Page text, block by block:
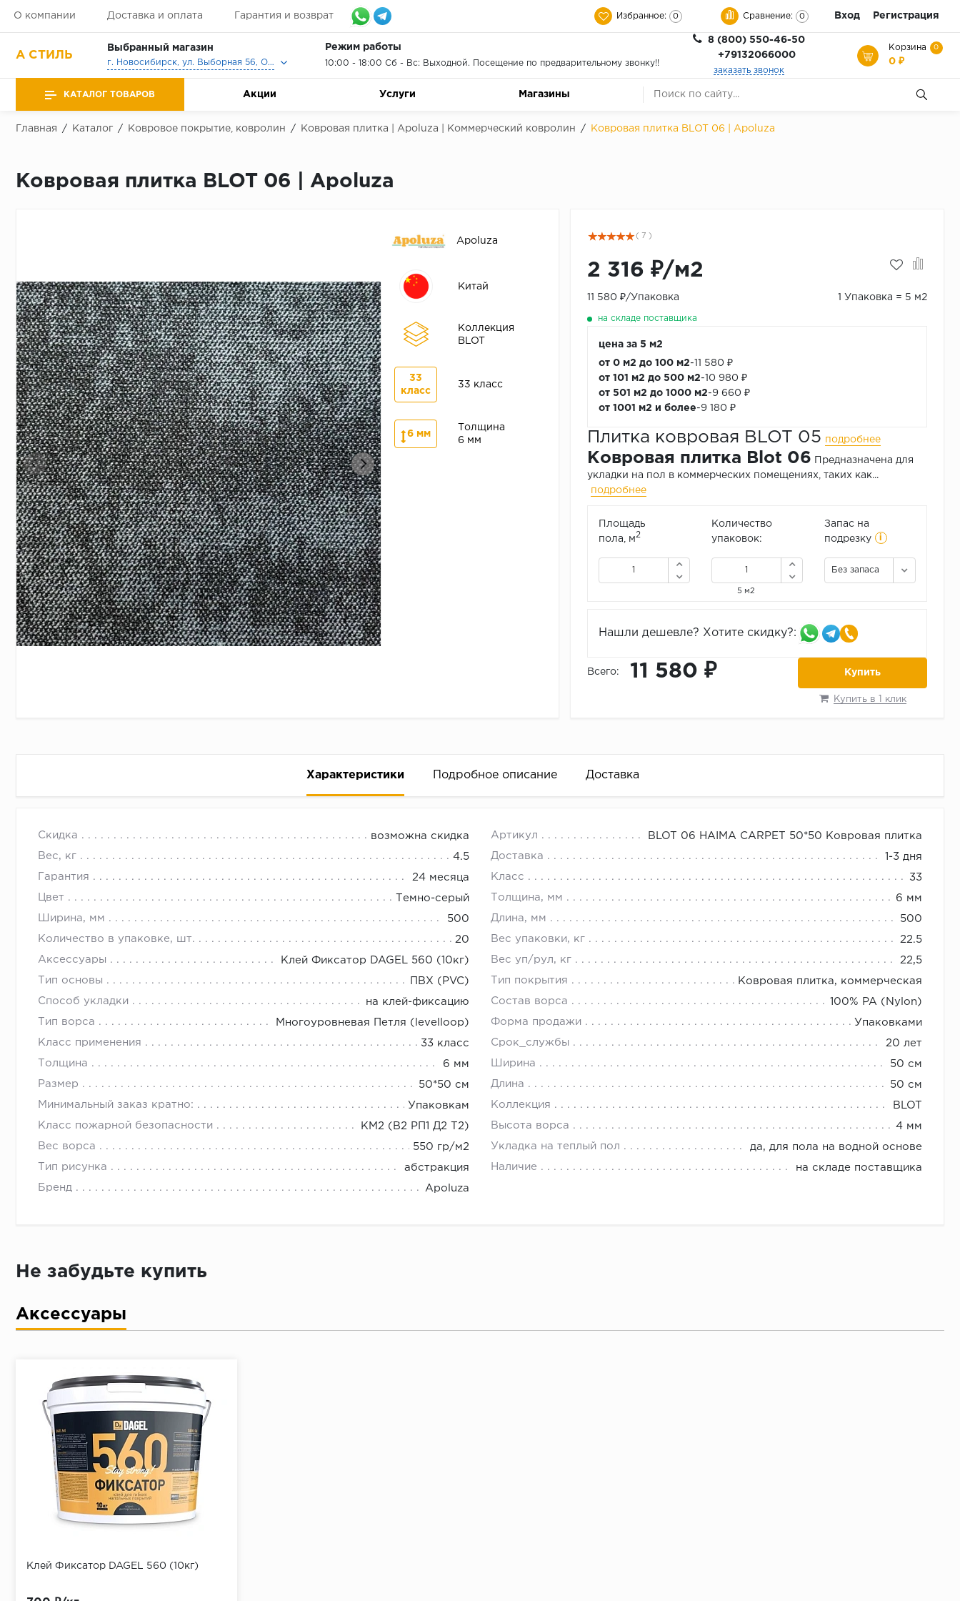
О компании Доставка и оплата Гарантия и возврат Избранное: 0 Сравнение: 0 Вход Регистрация
А СТИЛЬ
Выбранный магазин
г. Новосибирск, ул. Выборная 56, Офис, Выставочный зал
Режим работы
10:00 - 18:00 Сб - Вс: Выходной. Посещение по предварительному звонку!!
8 (800) 550-46-50
+79132066000
заказать звонок
Корзина 0
0 ₽
КАТАЛОГ ТОВАРОВ Акции Услуги Магазины
Главная / Каталог / Ковровое покрытие, ковролин / Ковровая плитка | Apoluza | Коммерческий ковролин / Ковровая плитка BLOT 06 | Apoluza
Ковровая плитка BLOT 06 | Apoluza
Apoluza
Китай
Коллекция
BLOT
33
класс
33 класс
6 мм
Толщина
6 мм
( 7 )
2 316 ₽/м2
11 580 ₽/Упаковка 1 Упаковка = 5 м2
на складе поставщика
цена за 5 м2
от 0 м2 до 100 м2-11 580 ₽
от 101 м2 до 500 м2-10 980 ₽
от 501 м2 до 1000 м2-9 660 ₽
от 1001 м2 и более-9 180 ₽
Плитка ковровая BLOT 05 подробнее
Ковровая плитка Blot 06
Предназначена для
укладки на пол в коммерческих помещениях, таких как...
подробнее
Площадь
пола, м2
Количество
упаковок:
5 м2
Запас на
подрезку
i
Без запаса
Нашли дешевле? Хотите скидку?:
Всего: 11 580 ₽ Купить
Купить в 1 клик
Характеристики Подробное описание Доставка
Скидка возможна скидка Артикул BLOT 06 HAIMA CARPET 50*50 Ковровая плитка
Вес, кг 4.5 Доставка 1-3 дня
Гарантия 24 месяца Класс 33
Цвет Темно-серый Толщина, мм 6 мм
Ширина, мм 500 Длина, мм 500
Количество в упаковке, шт. 20 Вес упаковки, кг 22.5
Аксессуары Клей Фиксатор DAGEL 560 (10кг) Вес уп/рул, кг 22,5
Тип основы ПВХ (PVC) Тип покрытия Ковровая плитка, коммерческая
Способ укладки на клей-фиксацию Состав ворса 100% PA (Nylon)
Тип ворса Многоуровневая Петля (levelloop) Форма продажи Упаковками
Класс применения 33 класс Срок_службы 20 лет
Толщина 6 мм Ширина 50 см
Размер 50*50 см Длина 50 см
Минимальный заказ кратно: Упаковкам Коллекция BLOT
Класс пожарной безопасности КМ2 (В2 РП1 Д2 Т2) Высота ворса 4 мм
Вес ворса 550 гр/м2 Укладка на теплый пол да, для пола на водной основе
Тип рисунка абстракция Наличие на складе поставщика
Бренд Apoluza
Не забудьте купить
Аксессуары
Клей Фиксатор DAGEL 560 (10кг)